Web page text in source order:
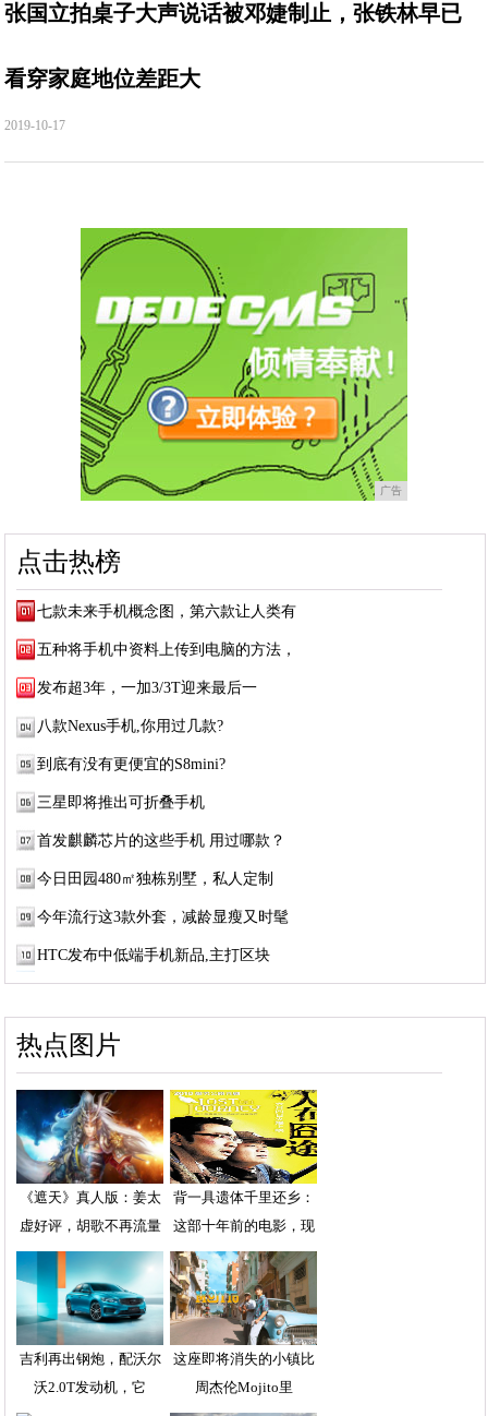
张国立拍桌子大声说话被邓婕制止，张铁林早已
看穿家庭地位差距大
2019-10-17
广告
点击热榜
七款未来手机概念图，第六款让人类有
五种将手机中资料上传到电脑的方法，
发布超3年，一加3/3T迎来最后一
八款Nexus手机,你用过几款?
到底有没有更便宜的S8mini?
三星即将推出可折叠手机
首发麒麟芯片的这些手机 用过哪款？
今日田园480㎡独栋别墅，私人定制
今年流行这3款外套，减龄显瘦又时髦
HTC发布中低端手机新品,主打区块
热点图片
《遮天》真人版：姜太
虚好评，胡歌不再流量
背一具遗体千里还乡：
这部十年前的电影，现
吉利再出钢炮，配沃尔
沃2.0T发动机，它
这座即将消失的小镇比
周杰伦Mojito里